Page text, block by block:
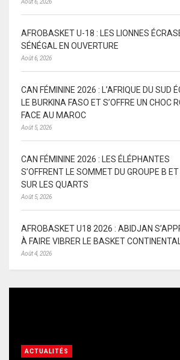
Août 6, 2026
AFROBASKET U-18 : LES LIONNES
SÉNÉGAL EN OUVERTURE
Août 6, 2026
CAN FÉMININE 2026 : L’AFRIQUE DU SUD
LE BURKINA FASO ET S’OFFRE UN CHOC
FACE AU MAROC
Août 5, 2026
CAN FÉMININE 2026 : LES ÉLÉPHANTES
S’OFFRENT LE SOMMET DU GROUPE B
SUR LES QUARTS
Août 5, 2026
AFROBASKET U18 2026 : ABIDJAN
À FAIRE VIBRER LE BASKET CONTINENTAL
Août 4, 2026
ACTUALITÉS